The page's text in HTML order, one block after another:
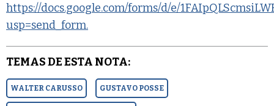
https://docs.google.com/forms/d/e/
usp=send_form.
TEMAS DE ESTA NOTA:
WALTER CARUSSO GUSTAVO POSSE